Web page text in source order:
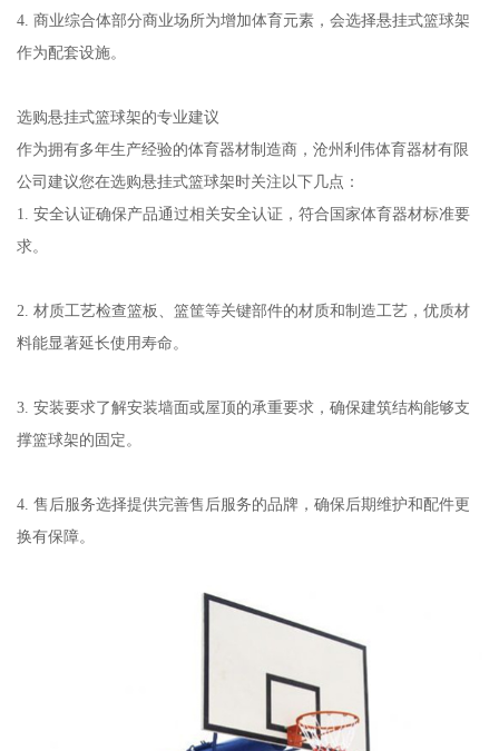
4. 商业综合体部分商业场所为增加体育元素，会选择悬挂式篮球架
作为配套设施。
选购悬挂式篮球架的专业建议
作为拥有多年生产经验的体育器材制造商，沧州利伟体育器材有限
公司建议您在选购悬挂式篮球架时关注以下几点：
1. 安全认证确保产品通过相关安全认证，符合国家体育器材标准要
求。
2. 材质工艺检查篮板、篮筐等关键部件的材质和制造工艺，优质材
料能显著延长使用寿命。
3. 安装要求了解安装墙面或屋顶的承重要求，确保建筑结构能够支
撑篮球架的固定。
4. 售后服务选择提供完善售后服务的品牌，确保后期维护和配件更
换有保障。